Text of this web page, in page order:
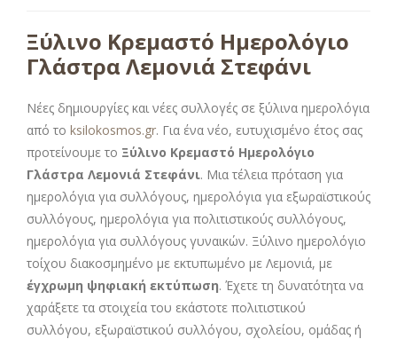
Ξύλινο Κρεμαστό Ημερολόγιο
Γλάστρα Λεμονιά Στεφάνι
Νέες δημιουργίες και νέες συλλογές σε ξύλινα ημερολόγια
από το ksilokosmos.gr. Για ένα νέο, ευτυχισμένο έτος σας
προτείνουμε το Ξύλινο Κρεμαστό Ημερολόγιο
Γλάστρα Λεμονιά Στεφάνι. Μια τέλεια πρόταση για
ημερολόγια για συλλόγους, ημερολόγια για εξωραϊστικούς
συλλόγους, ημερολόγια για πολιτιστικούς συλλόγους,
ημερολόγια για συλλόγους γυναικών. Ξύλινο ημερολόγιο
τοίχου διακοσμημένο με εκτυπωμένο με Λεμονιά, με
έγχρωμη ψηφιακή εκτύπωση. Έχετε τη δυνατότητα να
χαράξετε τα στοιχεία του εκάστοτε πολιτιστικού
συλλόγου, εξωραϊστικού συλλόγου, σχολείου, ομάδας ή